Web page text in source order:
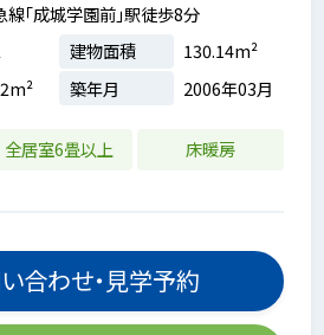
線「成城学園前」駅徒歩8分
建物面積
130.14m²
築年月 2006年03月
全居室6畳以上 床暖房
合わせ・見学予約